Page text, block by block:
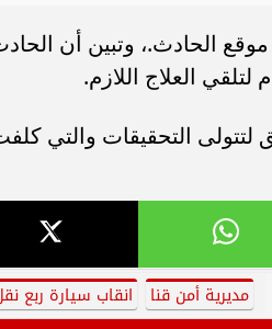
العلاج اللازم.
التحقيقات والتي
مديرية أمن قنا انقاب سيارة ربع